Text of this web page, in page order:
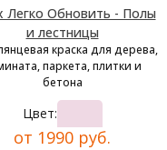
Легко Обновить - Полы
и лестницы
краска для дерева,
паркета, плитки и
бетона
Цвет:
от 1990 руб.